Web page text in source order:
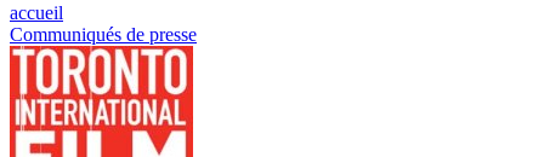
accueil
Communiqués de presse